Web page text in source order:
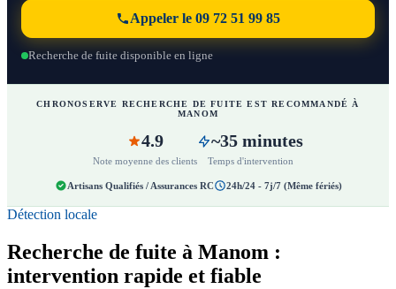
Appeler le 09 72 51 99 85
Recherche de fuite disponible en ligne
CHRONOSERVE RECHERCHE DE FUITE EST RECOMMANDÉ À
MANOM
4.9
Note moyenne des clients
~35 minutes
Temps d'intervention
Artisans Qualifiés / Assurances RC 24h/24 - 7j/7 (Même fériés)
Détection locale
Recherche de fuite à Manom :
intervention rapide et fiable